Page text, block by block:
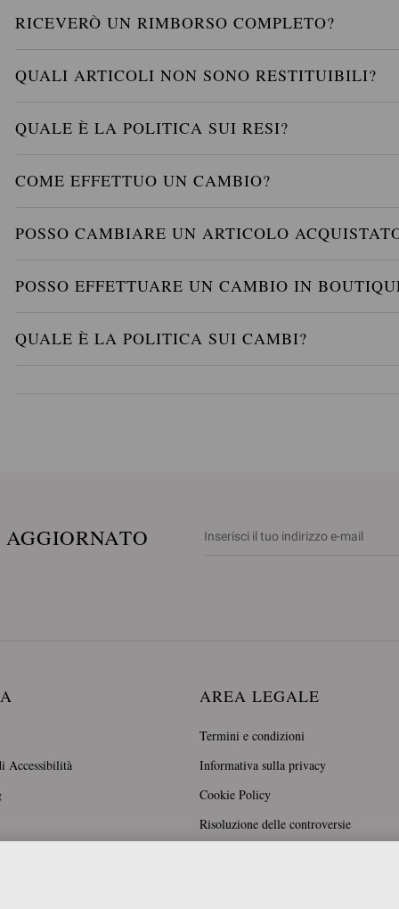
RICEVERÒ UN RIMBORSO COMPLETO?
QUALI ARTICOLI NON SONO RESTITUIBILI?
QUALE È LA POLITICA SUI RESI?
COME EFFETTUO UN CAMBIO?
POSSO CAMBIARE UN ARTICOLO
POSSO EFFETTUARE UN CAMBIO IN
QUALE È LA POLITICA SUI CAMBI?
Accessibilità
AREA LEGALE
Termini e condizioni
Informativa sulla privacy
Cookie Policy
Risoluzione delle controversie